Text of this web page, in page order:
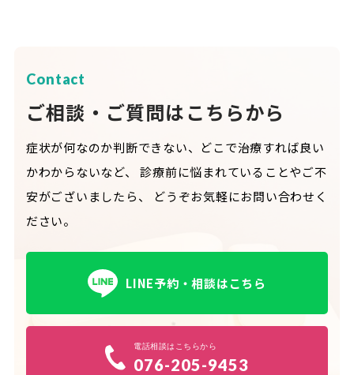
Contact
ご相談・ご質問はこちらから
症状が何なのか判断できない、どこで治療すれば良い
かわからないなど、
診療前に悩まれていることやご不
安がございましたら、
どうぞお気軽にお問い合わせく
ださい。
LINE予約・相談はこちら
電話相談はこちらから
076-205-9453